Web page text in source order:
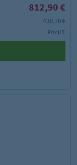
812,90 €
430,10 €
Prix HT,